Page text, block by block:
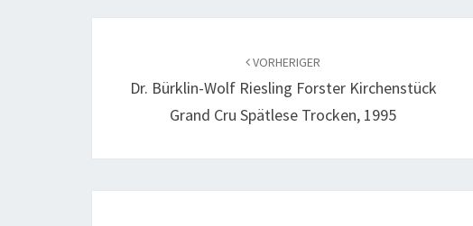
VORHERIGER
Dr. Bürklin-Wolf Riesling Forster Kirchenstück
Grand Cru Spätlese Trocken, 1995